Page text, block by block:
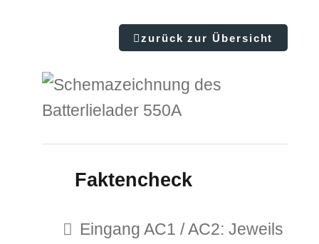
zurück zur Übersicht
Faktencheck
Eingang AC1 / AC2: Jeweils